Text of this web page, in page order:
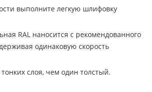
выполните легкую шлифовку
RAL наносится с рекомендованного
одинаковую скорость
слоя, чем один толстый.